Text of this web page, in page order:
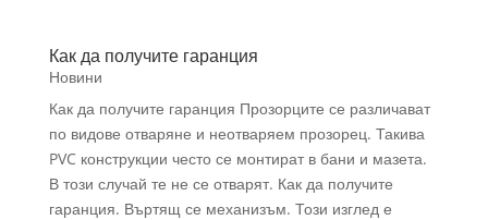
Как да получите гаранция
Новини
Как да получите гаранция Прозорците се различават
по видове отваряне и неотваряем прозорец. Такива
PVC конструкции често се монтират в бани и мазета.
В този случай те не се отварят. Как да получите
гаранция. Въртящ се механизъм. Този изглед е